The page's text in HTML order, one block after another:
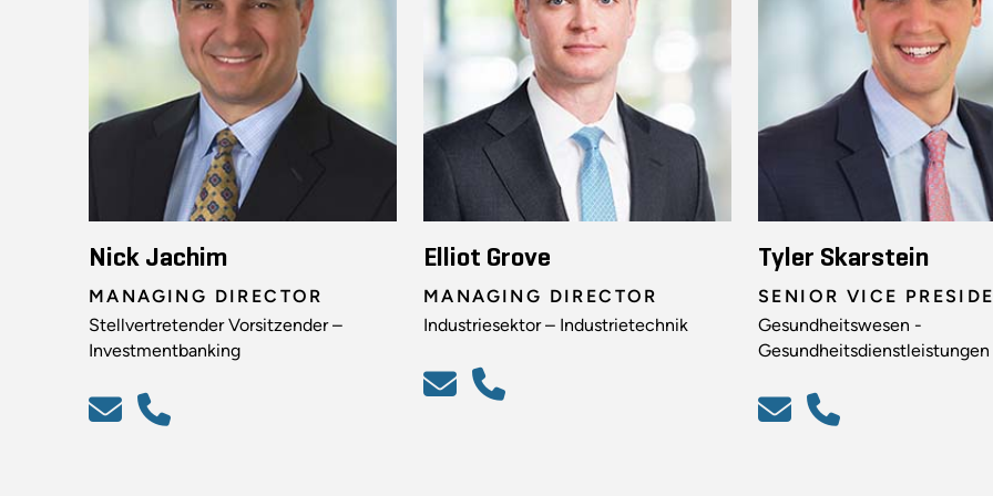
Nick Jachim
MANAGING DIRECTOR
Stellvertretender Vorsitzender –
Investmentbanking
Elliot Grove
MANAGING DIRECTOR
Industriesektor – Industrietechnik
Tyler Skarstein
SENIOR VICE
Gesundheitswesen -
Gesundheitsdienstleistungen